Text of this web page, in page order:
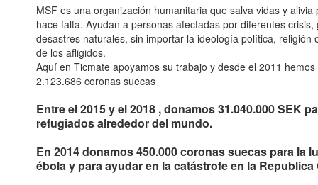
MSF es una organización humanitaria que salva vidas y alivia
hace falta. Ayudan a personas afectadas por diferentes crisis,
desastres naturales, sin importar la ideología política, religión
de los afligidos.
Aquí en Ticmate apoyamos su trabajo y desde el 2011
2.123.686 coronas suecas
Entre el 2015 y el 2018 , donamos 31.040.000 SEK
refugiados alrededor del mundo.
En 2014 donamos 450.000 coronas suecas para la
ébola y para ayudar en la catástrofe en la